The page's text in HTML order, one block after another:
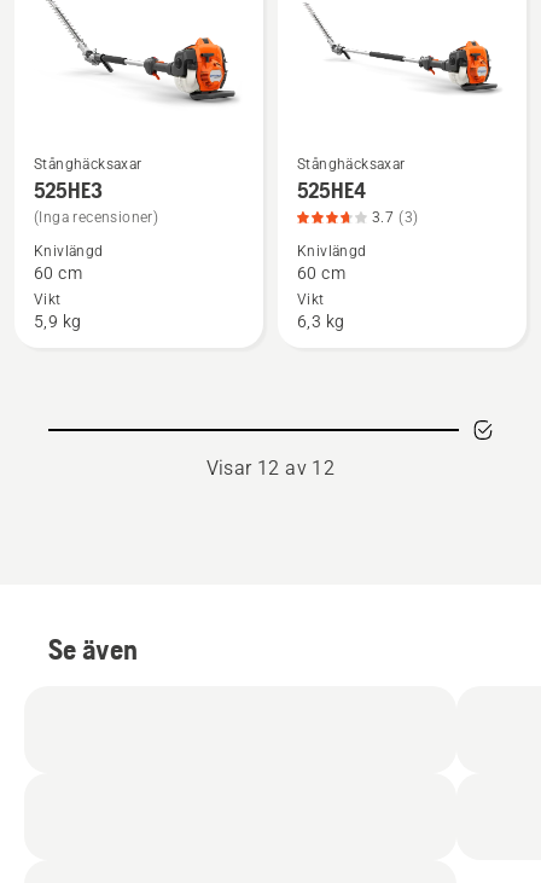
Se
mer
information
om
525HE3
Stånghäcksaxar
525HE3
(Inga recensioner)
Knivlängd
60 cm
Vikt
5,9 kg
Se
mer
information
om
525HE4,
produktbetyg
Stånghäcksaxar
525HE4
3.7 (3)
Knivlängd
60 cm
Vikt
6,3 kg
Visar 12 av 12
Se även